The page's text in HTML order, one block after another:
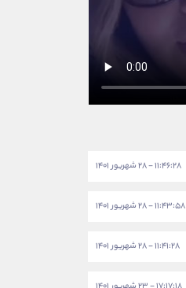
۱۱:۴۶:۲۸ - ۲۸ شهریور ۱۴۰۱
۱۱:۴۳:۵۸ - ۲۸ شهریور ۱۴۰۱
۱۱:۴۱:۲۸ - ۲۸ شهریور ۱۴۰۱